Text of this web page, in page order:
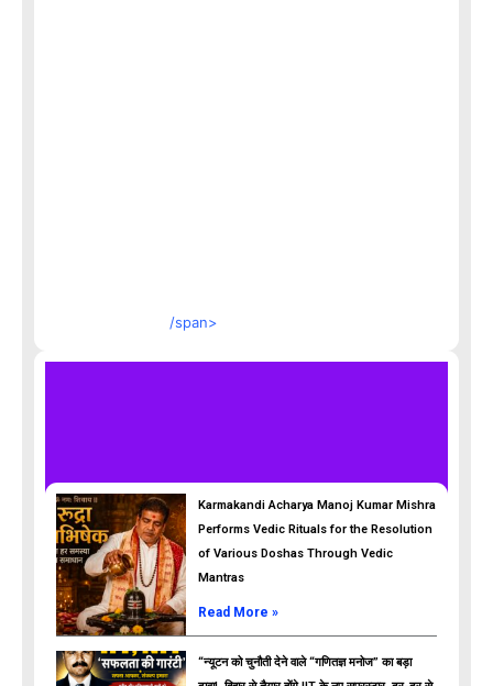
/span>
Karmakandi Acharya Manoj Kumar Mishra
Performs Vedic Rituals for the Resolution
of Various Doshas Through Vedic
Mantras
Read More »
“न्यूटन को चुनौती देने वाले “गणितज्ञ मनोज” का बड़ा